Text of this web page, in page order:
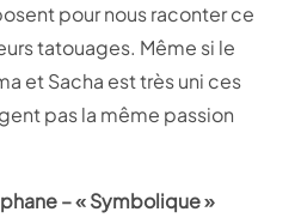
pour nous raconter ce
tatouages. Même si le
et Sacha est très uni ces
pas la même passion
– « Symbolique »